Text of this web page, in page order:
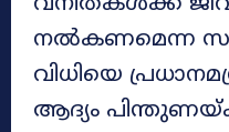
നൽകണമെന്ന
വിധിയെ
ആദ്യം